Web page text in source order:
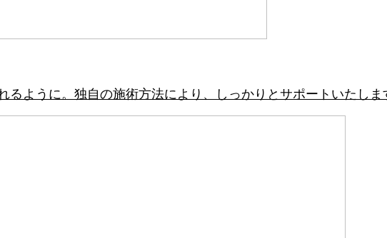
るように。独自の施術方法により、しっかりとサポートいたしま